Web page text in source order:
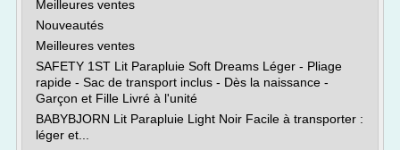
Meilleures ventes
Nouveautés
Meilleures ventes
SAFETY 1ST Lit Parapluie Soft Dreams Léger - Pliage
rapide - Sac de transport inclus - Dès la naissance -
Garçon et Fille Livré à l'unité
BABYBJORN Lit Parapluie Light Noir Facile à transporter :
léger et...